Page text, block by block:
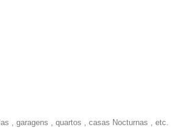
, garagens , quartos , casas Nocturnas , etc.